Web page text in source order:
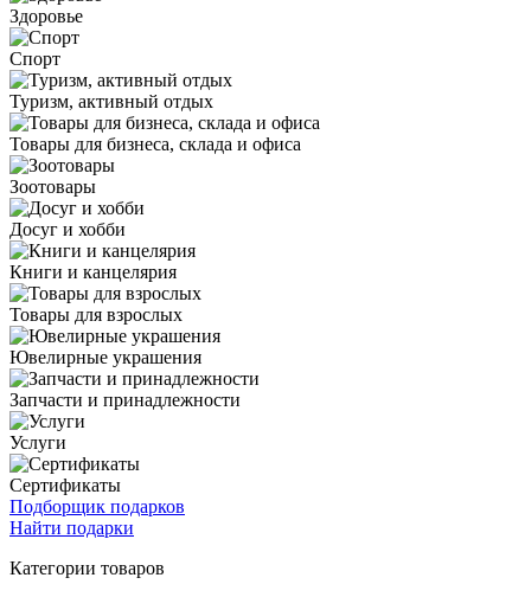
Здоровье
Спорт
Туризм, активный отдых
Товары для бизнеса, склада и офиса
Зоотовары
Досуг и хобби
Книги и канцелярия
Товары для взрослых
Ювелирные украшения
Запчасти и принадлежности
Услуги
Сертификаты
Подборщик подарков
Найти подарки
Категории товаров